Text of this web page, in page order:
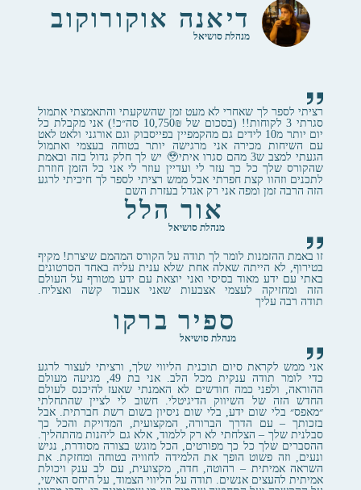
דיאנה אוקורוקוב
מנהלת סושיאל
רציתי לספר לך שאחרי לא מעט זמן שהשקעתי והתאמצתי אתמול
סגרתי 3 לקוחות!! (בסכום של 10,750₪ סה״כ!) אני מקבלת כל
יום יותר מ10 לידים גם מהקמפיין בפייסבוק וגם אורגני ולאט לאט
עם השיחות מכירה אני מרגישה יותר בטוחה בעצמי ואתמול
הגעתי למצב ש3 מהם סגרו איתי🥹 יש לך חלק גדול בזה ובאמת
שהקורס שלך כל כך עזר לי ועדיין עוזר לי אני כל הזמן חוזרת
לתכנים וזהוו קצת חפרתי אבל ממש רציתי לספר לך חיכיתי לרגע
הזה הרבה זמן ומפה אני רק אגדל בעזרת השם
אור הלל
מנהלת סושיאל
זו באמת ההזמנות לומר לך תודה על הקורס המהמם שיצרת! מקיף
בטירוף, לא הייתה שאלה אחת שלא ענית עליה באחד הסרטונים
באתי עם ידע מאוד בסיסי ואני יוצאת עם ידע מטורף על העולם
הזה ומחזיקה לעצמי אצבעות שאני אעבוד קשה ואצליח.
תודה רבה עליך
ספיר ברקו
מנהלת סושיאל
אני ממש לקראת סיום תוכנית הליווי שלך, ורציתי לעצור לרגע
כדי לומר תודה ענקית מכל הלב. אני בת 49, מגיעה מעולם
ההוראה, ולפני כמה חודשים לא האמנתי שאעז להיכנס לעולם
החדש הזה של השיווק הדיגיטלי. חשוב לי לציין שהתחלתי
״מאפס״ בלי שום ידע, בלי שום ניסיון בשום רשת חברתית. אבל
בזכותך – עם הדרך הברורה, המקצועית, המדויקת והכל כך
סבלנית שלך – הצלחתי לא רק ללמוד, אלא גם ליהנות מהתהליך.
ההסברים שלך כל כך מפורטים, הכל מוגש בצורה מסודרת, נגיש
ונעים, וזה פשוט הופך את הלמידה לחוויה בטוחה ומחזקת. את
השראה אמיתית – רהוטה, חדה, מקצועית, עם לב ענק ויכולת
אמיתית להעצים אנשים. תודה על הליווי הצמוד, על היחס האישי,